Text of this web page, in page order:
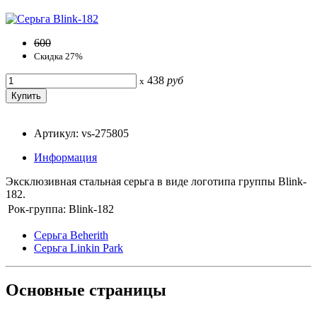
600
Скидка 27%
x 438 руб
Артикул: vs-275805
Информация
Эксклюзивная стальная серьга в виде логотипа группы Blink-
182.
Рок-группа: Blink-182
Серьга Beherith
Серьга Linkin Park
Основные страницы